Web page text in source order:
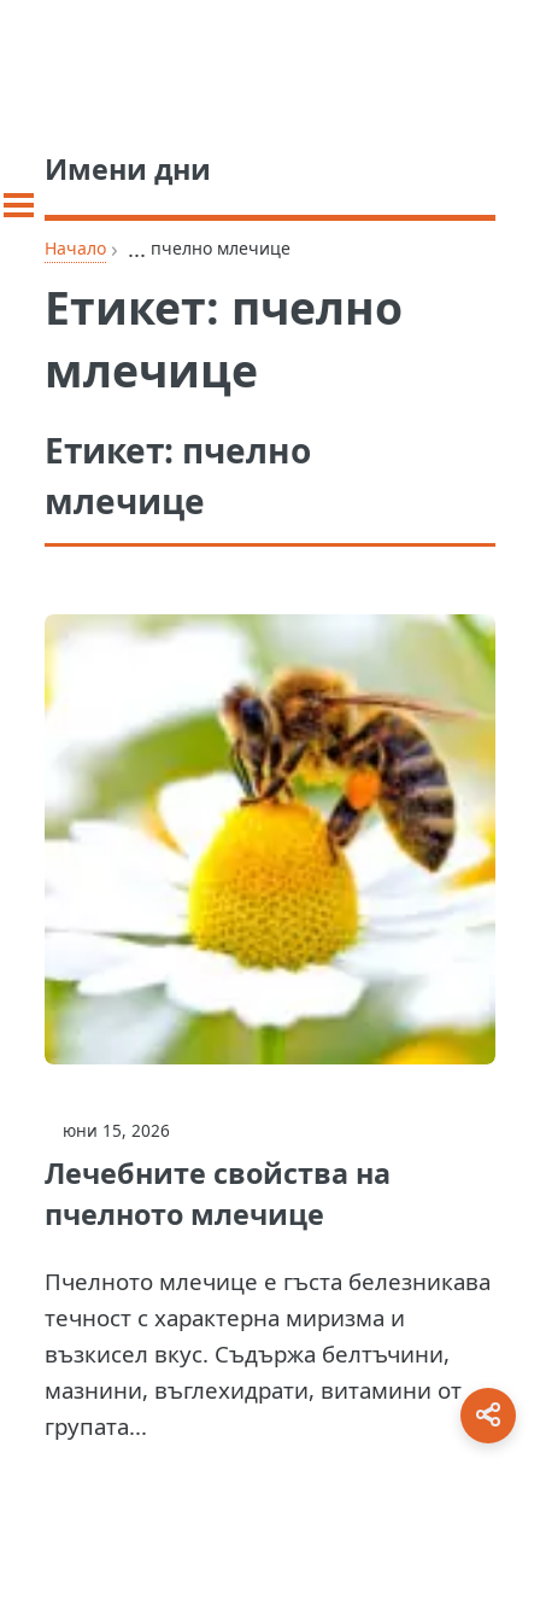
Имени дни
Начало › ... пчелно млечице
Етикет: пчелно
млечице
Етикет: пчелно
млечице
юни 15, 2026
Лечебните свойства на
пчелното млечице
Пчелното млечице е гъста белезникава
течност с характерна миризма и
възкисел вкус. Съдържа белтъчини,
мазнини, въглехидрати, витамини от
групата...